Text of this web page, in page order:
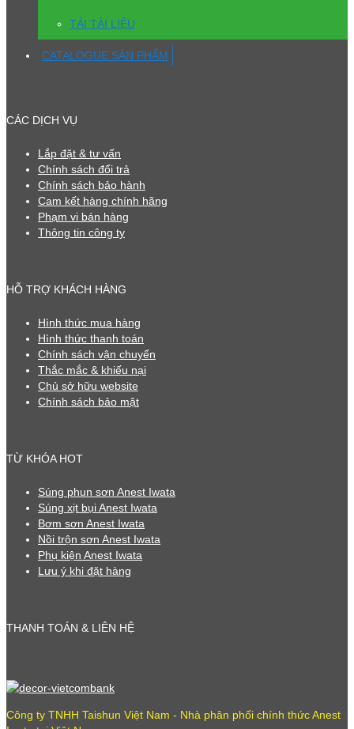
TẢI TÀI LIỆU
CATALOGUE SẢN PHẨM
CÁC DỊCH VỤ
Lắp đặt & tư vấn
Chính sách đổi trả
Chính sách bảo hành
Cam kết hàng chính hãng
Phạm vi bán hàng
Thông tin công ty
HỖ TRỢ KHÁCH HÀNG
Hình thức mua hàng
Hình thức thanh toán
Chính sách vận chuyển
Thắc mắc & khiếu nại
Chủ sở hữu website
Chính sách bảo mật
TỪ KHÓA HOT
Súng phun sơn Anest Iwata
Súng xịt bụi Anest Iwata
Bơm sơn Anest Iwata
Nồi trộn sơn Anest Iwata
Phụ kiện Anest Iwata
Lưu ý khi đặt hàng
THANH TOÁN & LIÊN HỆ
Công ty TNHH Taishun Việt Nam - Nhà phân phối chính thức Anest